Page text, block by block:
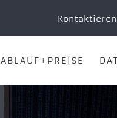
ABLAUF+PREISE